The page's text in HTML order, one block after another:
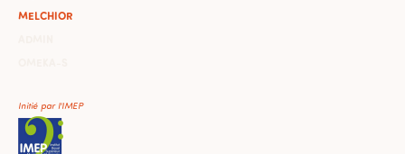
MELCHIOR
Initié par l'IMEP